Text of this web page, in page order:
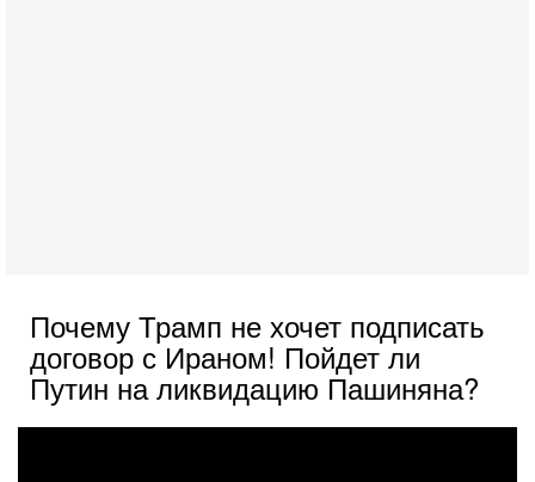
Почему Трамп не хочет подписать
договор с Ираном! Пойдет ли
Путин на ликвидацию Пашиняна?